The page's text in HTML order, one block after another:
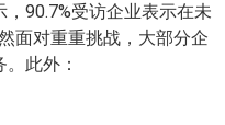
90.7%受访企业表示在未
面对重重挑战，大部分企
此外：